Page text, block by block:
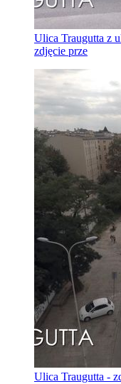
Ulica Traugutta z
zdjęcie prze
Ulica Traugutta -